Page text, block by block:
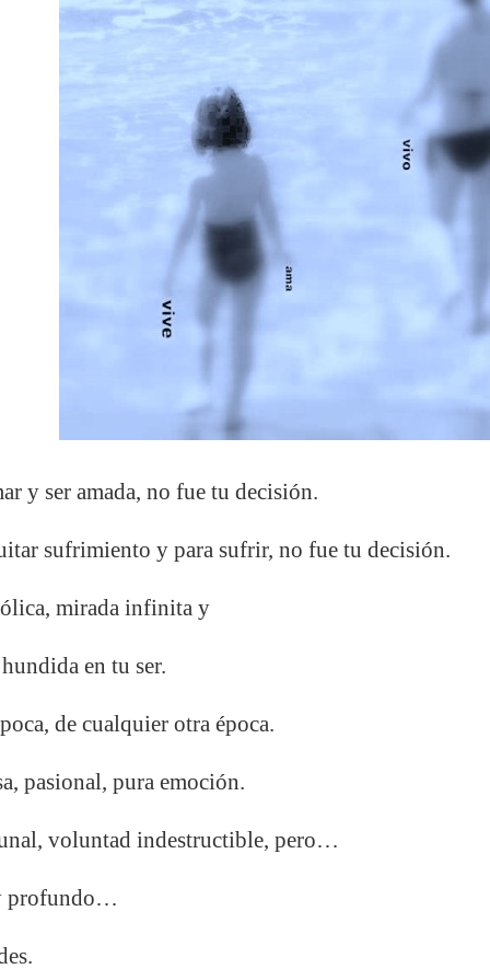
y ser amada, no fue tu decisión.
sufrimiento y para sufrir, no fue tu decisión.
mirada infinita y
en tu ser.
de cualquier otra época.
pasional, pura emoción.
voluntad indestructible, pero…
profundo…